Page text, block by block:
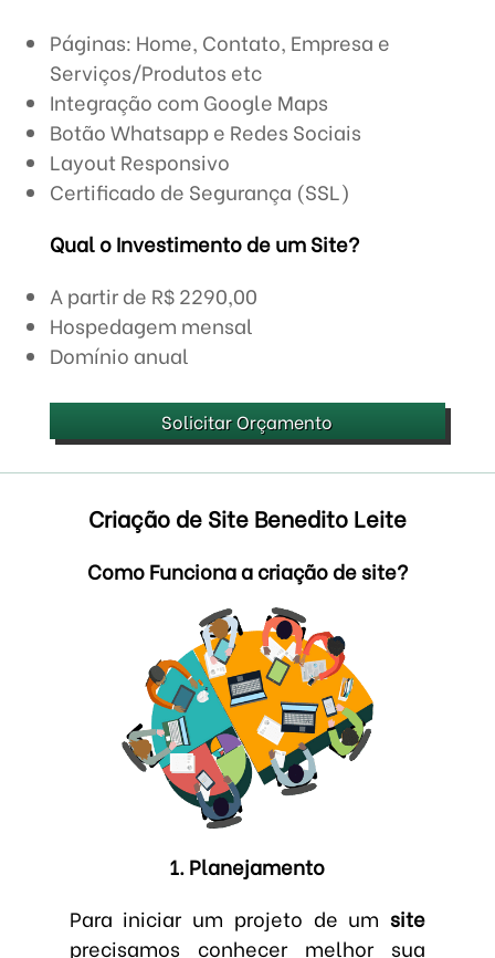
Páginas: Home, Contato, Empresa e
Serviços/Produtos etc
Integração com Google Maps
Botão Whatsapp e Redes Sociais
Layout Responsivo
Certificado de Segurança (SSL)
Qual o Investimento de um Site?
A partir de R$ 2290,00
Hospedagem mensal
Domínio anual
Solicitar Orçamento
Criação de Site Benedito Leite
Como Funciona a criação de site?
1. Planejamento
Para iniciar um projeto de umsite
precisamos conhecer melhor sua